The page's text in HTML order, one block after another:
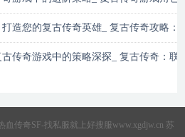
造您的复古传奇英雄_ 复古传奇攻略：
传奇游戏中的策略深探_ 复古传奇：联
传奇SF-找私服就上好搜服www.xgdjw.cn 苏